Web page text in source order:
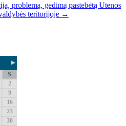
problemą, gedimą pastebėtą Utenos
teritorijoje →
►
S
2
9
16
23
30